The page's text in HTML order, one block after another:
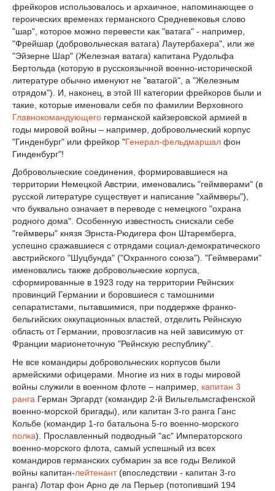
фрейкоров использовалось и архаичное, напоминающее о
героических временах германского Средневековья слово
"шар", которое можно перевести как "ватага" - например,
"Фрейшар (добровольческая ватага) Лаутербахера", или же
"Эйзерне Шар" (Железная ватага) капитана Рудольфа
Бертольда (которую в русскоязычной военно-исторической
литературе обычно именуют не "ватагой", а "Железным
отрядом"). И, наконец, в этой III категории фрейкоров были и
такие, которые именовали себя по фамилии Верховного
Главнокомандующего германской кайзеровской армией в
годы мировой войны – например, добровольческий корпус
"Гинденбург" или фрейкор "Генерал-фельдмаршал фон
Гинденбург"!
Добровольческие соединения, формировавшиеся на
территории Немецкой Австрии, именовались "геймверами" (в
русской литературе существует и написание "хаймверы"),
что буквально означает в переводе с немецкого "охрана
родного дома". Особенную известность снискали себе
"геймверы" князя Эрнста-Рюдигера фон Штаремберга,
успешно сражавшиеся с отрядами социал-демократического
австрийского "Шуцбунда" ("Охранного союза"). "Геймверами"
именовались также добровольческие корпуса,
сформированные в 1923 году на территории Рейнских
провинций Германии и боровшиеся с тамошними
сепаратистами, пытавшимися, при поддержке франко-
бельгийских оккупационных властей, отделить Рейнскую
область от Германии, провозгласив на ней зависимую от
Франции марионеточную "Рейнскую республику".
Не все командиры добровольческих корпусов были
армейскими офицерами. Многие из них в годы мировой
войны служили в военном флоте – например, капитан 3
ранга Герман Эргардт (командир 2-й Вильгельмсгафенской
военно-морской бригады), или капитан 3-го ранга Ганс
Кольбе (командир 1-го батальона 5-го военно-морского
полка). Прославленный подводный "ас" Императорского
военно-морского флота, самый успешный из всех
командиров германских субмарин за все годы Великой
войны капитан-лейтенант(впоследствии - капитан 3-го
ранга) Лотар фон Арно де ла Перьер (потопивший 194